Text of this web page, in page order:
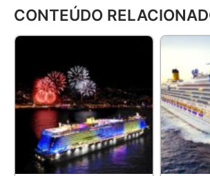
CONTEÚDO